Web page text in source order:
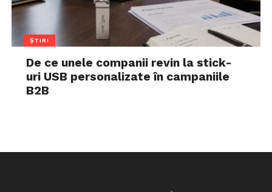
ȘTIRI
De ce unele companii revin la stick-
uri USB personalizate în campaniile
B2B